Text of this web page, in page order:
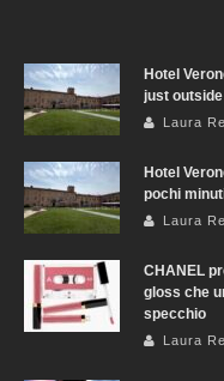
Hotel
just
Laura
Hotel
pochi
Laura
CHANEL
gloss che
specchio
Laura